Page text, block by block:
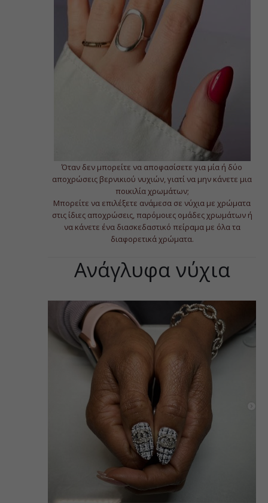
Όταν δεν μπορείτε να αποφασίσετε για μία ή δύο
αποχρώσεις βερνικιού νυχιών, γιατί να μην κάνετε μια
ποικιλία χρωμάτων;
Μπορείτε να επιλέξετε ανάμεσα σε νύχια με χρώματα
στις ίδιες αποχρώσεις, παρόμοιες ομάδες χρωμάτων ή
να κάνετε ένα διασκεδαστικό πείραμα με όλα τα
διαφορετικά χρώματα.
Ανάγλυφα νύχια